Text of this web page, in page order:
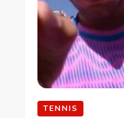
TENNIS